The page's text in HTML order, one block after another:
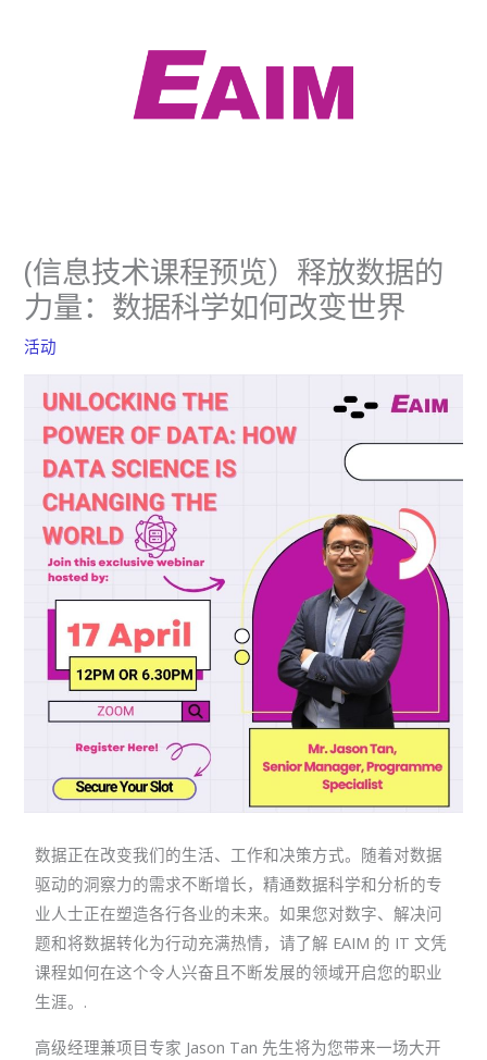
(信息技术课程预览）释放数据的
力量：数据科学如何改变世界
活动
数据正在改变我们的生活、工作和决策方式。随着对数据
驱动的洞察力的需求不断增长，精通数据科学和分析的专
业人士正在塑造各行各业的未来。如果您对数字、解决问
题和将数据转化为行动充满热情，请了解 EAIM 的 IT 文凭
课程如何在这个令人兴奋且不断发展的领域开启您的职业
生涯。.
高级经理兼项目专家 Jason Tan 先生将为您带来一场大开